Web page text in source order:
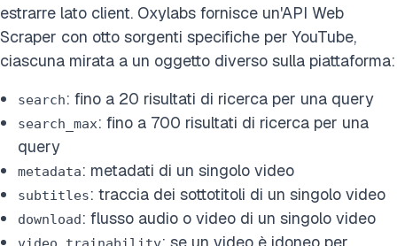
estrarre lato client. Oxylabs fornisce un'API Web
Scraper con otto sorgenti specifiche per YouTube,
ciascuna mirata a un oggetto diverso sulla piattaforma:
search: fino a 20 risultati di ricerca per una query
search_max: fino a 700 risultati di ricerca per una
query
metadata: metadati di un singolo video
subtitles: traccia dei sottotitoli di un singolo video
download: flusso audio o video di un singolo video
video_trainability